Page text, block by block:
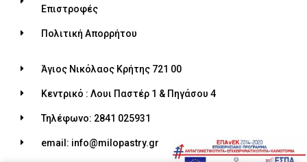
Επιστροφές
Πολιτική Απορρήτου
Άγιος Νικόλαος Κρήτης 721 00
Κεντρικό : Λουι Παστέρ 1 & Πηγάσου 4
Τηλέφωνο: 2841 025931
email: info@milopastry.gr